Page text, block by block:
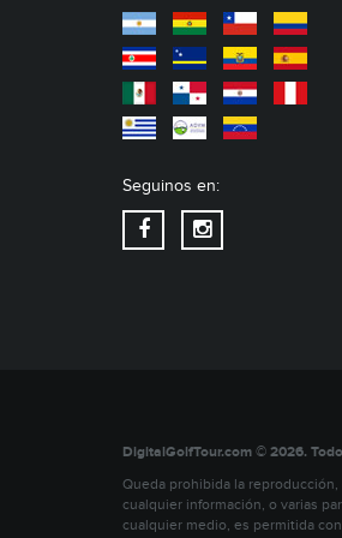
Seguinos en:
DigitalGolfTour.com © 2026.
Queda prohibida la
cualquier información, o varias
cualquier medio, es permitida